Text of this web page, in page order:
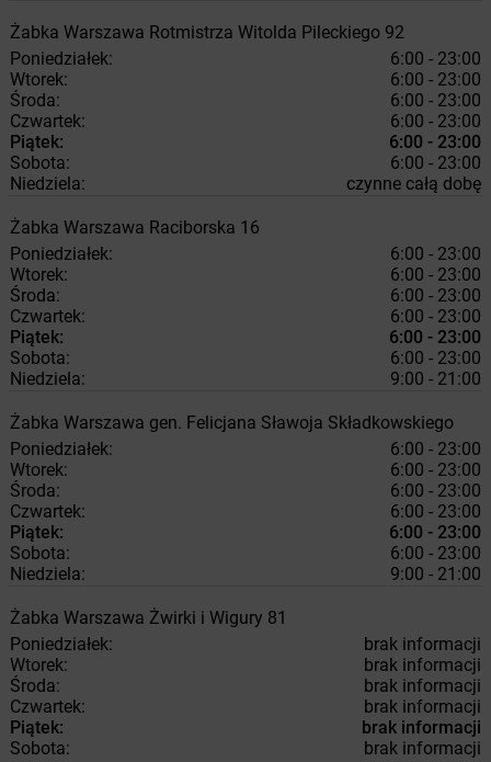
Żabka Warszawa Rotmistrza Witolda Pileckiego 92
Poniedziałek:
6:00 - 23:00
Wtorek:
6:00 - 23:00
Środa:
6:00 - 23:00
Czwartek:
6:00 - 23:00
Piątek:
6:00 - 23:00
Sobota:
6:00 - 23:00
Niedziela:
czynne całą dobę
Żabka Warszawa Raciborska 16
Poniedziałek:
6:00 - 23:00
Wtorek:
6:00 - 23:00
Środa:
6:00 - 23:00
Czwartek:
6:00 - 23:00
Piątek:
6:00 - 23:00
Sobota:
6:00 - 23:00
Niedziela:
9:00 - 21:00
Żabka Warszawa gen. Felicjana Sławoja Składkowskiego
Poniedziałek:
6:00 - 23:00
Wtorek:
6:00 - 23:00
Środa:
6:00 - 23:00
Czwartek:
6:00 - 23:00
Piątek:
6:00 - 23:00
Sobota:
6:00 - 23:00
Niedziela:
9:00 - 21:00
Żabka Warszawa Żwirki i Wigury 81
Poniedziałek:
brak informacji
Wtorek:
brak informacji
Środa:
brak informacji
Czwartek:
brak informacji
Piątek:
brak informacji
Sobota:
brak informacji